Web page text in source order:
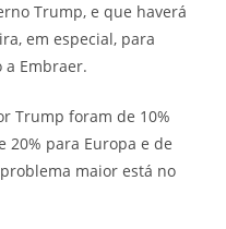
Trump, e que haverá
em especial, para
a Embraer.
Trump foram de 10%
20% para Europa e de
maior está no